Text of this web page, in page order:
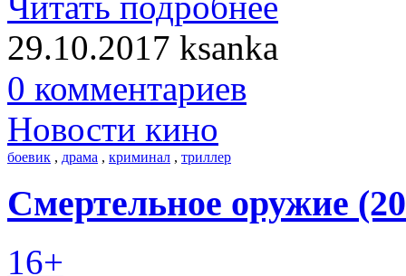
29.10.2017 ksanka
0 комментариев
Новости кино
боевик , драма , криминал , триллер
Смертельное оружие
16+